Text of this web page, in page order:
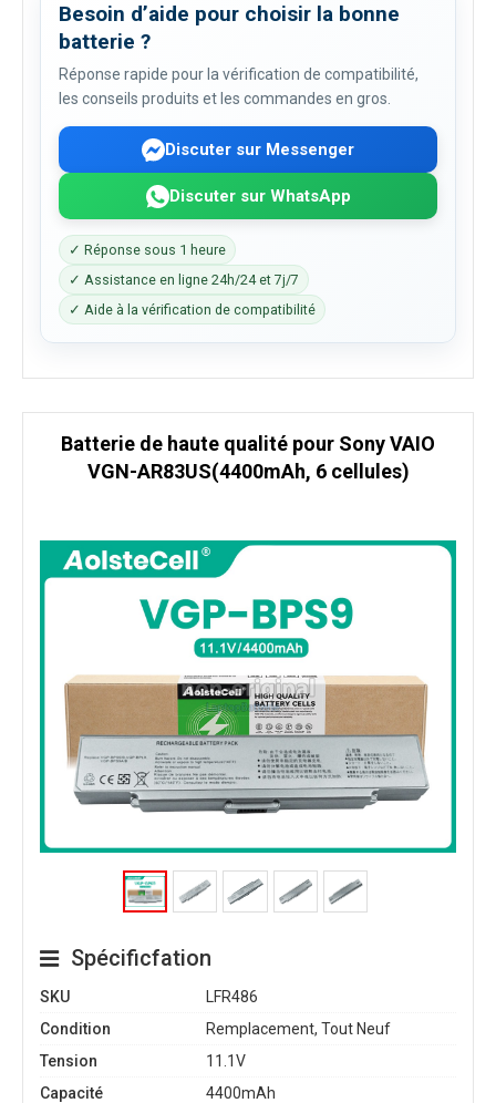
Besoin d’aide pour choisir la bonne
batterie ?
Réponse rapide pour la vérification de compatibilité,
les conseils produits et les commandes en gros.
Discuter sur Messenger
Discuter sur WhatsApp
✓ Réponse sous 1 heure
✓ Assistance en ligne 24h/24 et 7j/7
✓ Aide à la vérification de compatibilité
Batterie de haute qualité pour Sony VAIO
VGN-AR83US(4400mAh, 6 cellules)
Spécificfation
SKU
LFR486
Condition
Remplacement, Tout Neuf
Tension
11.1V
Capacité
4400mAh